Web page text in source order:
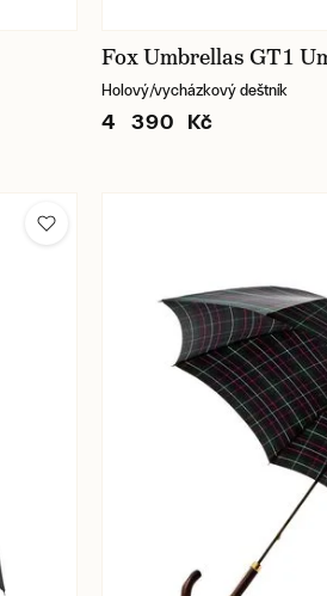
Fox Umbrellas GT1
Holový/vycházkový deštník
4 390 Kč